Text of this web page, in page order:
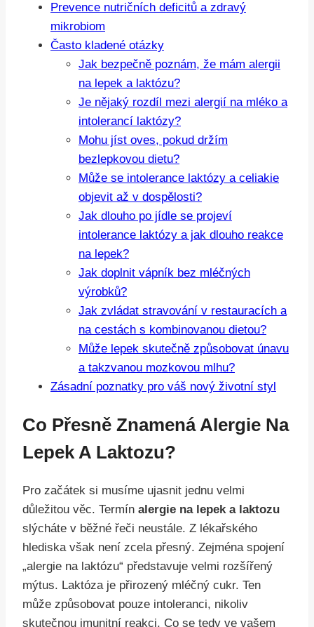
Prevence nutričních deficitů a zdravý
mikrobiom
Často kladené otázky
Jak bezpečně poznám, že mám alergii
na lepek a laktózu?
Je nějaký rozdíl mezi alergií na mléko a
intolerancí laktózy?
Mohu jíst oves, pokud držím
bezlepkovou dietu?
Může se intolerance laktózy a celiakie
objevit až v dospělosti?
Jak dlouho po jídle se projeví
intolerance laktózy a jak dlouho reakce
na lepek?
Jak doplnit vápník bez mléčných
výrobků?
Jak zvládat stravování v restauracích a
na cestách s kombinovanou dietou?
Může lepek skutečně způsobovat únavu
a takzvanou mozkovou mlhu?
Zásadní poznatky pro váš nový životní styl
Co Přesně Znamená Alergie Na
Lepek A Laktozu?
Pro začátek si musíme ujasnit jednu velmi
důležitou věc. Termín alergie na lepek a laktozu
slýcháte v běžné řeči neustále. Z lékařského
hlediska však není zcela přesný. Zejména spojení
„alergie na laktózu“ představuje velmi rozšířený
mýtus. Laktóza je přirozený mléčný cukr. Ten
může způsobovat pouze intoleranci, nikoliv
skutečnou imunitní reakci. Co se tedy ve vašem